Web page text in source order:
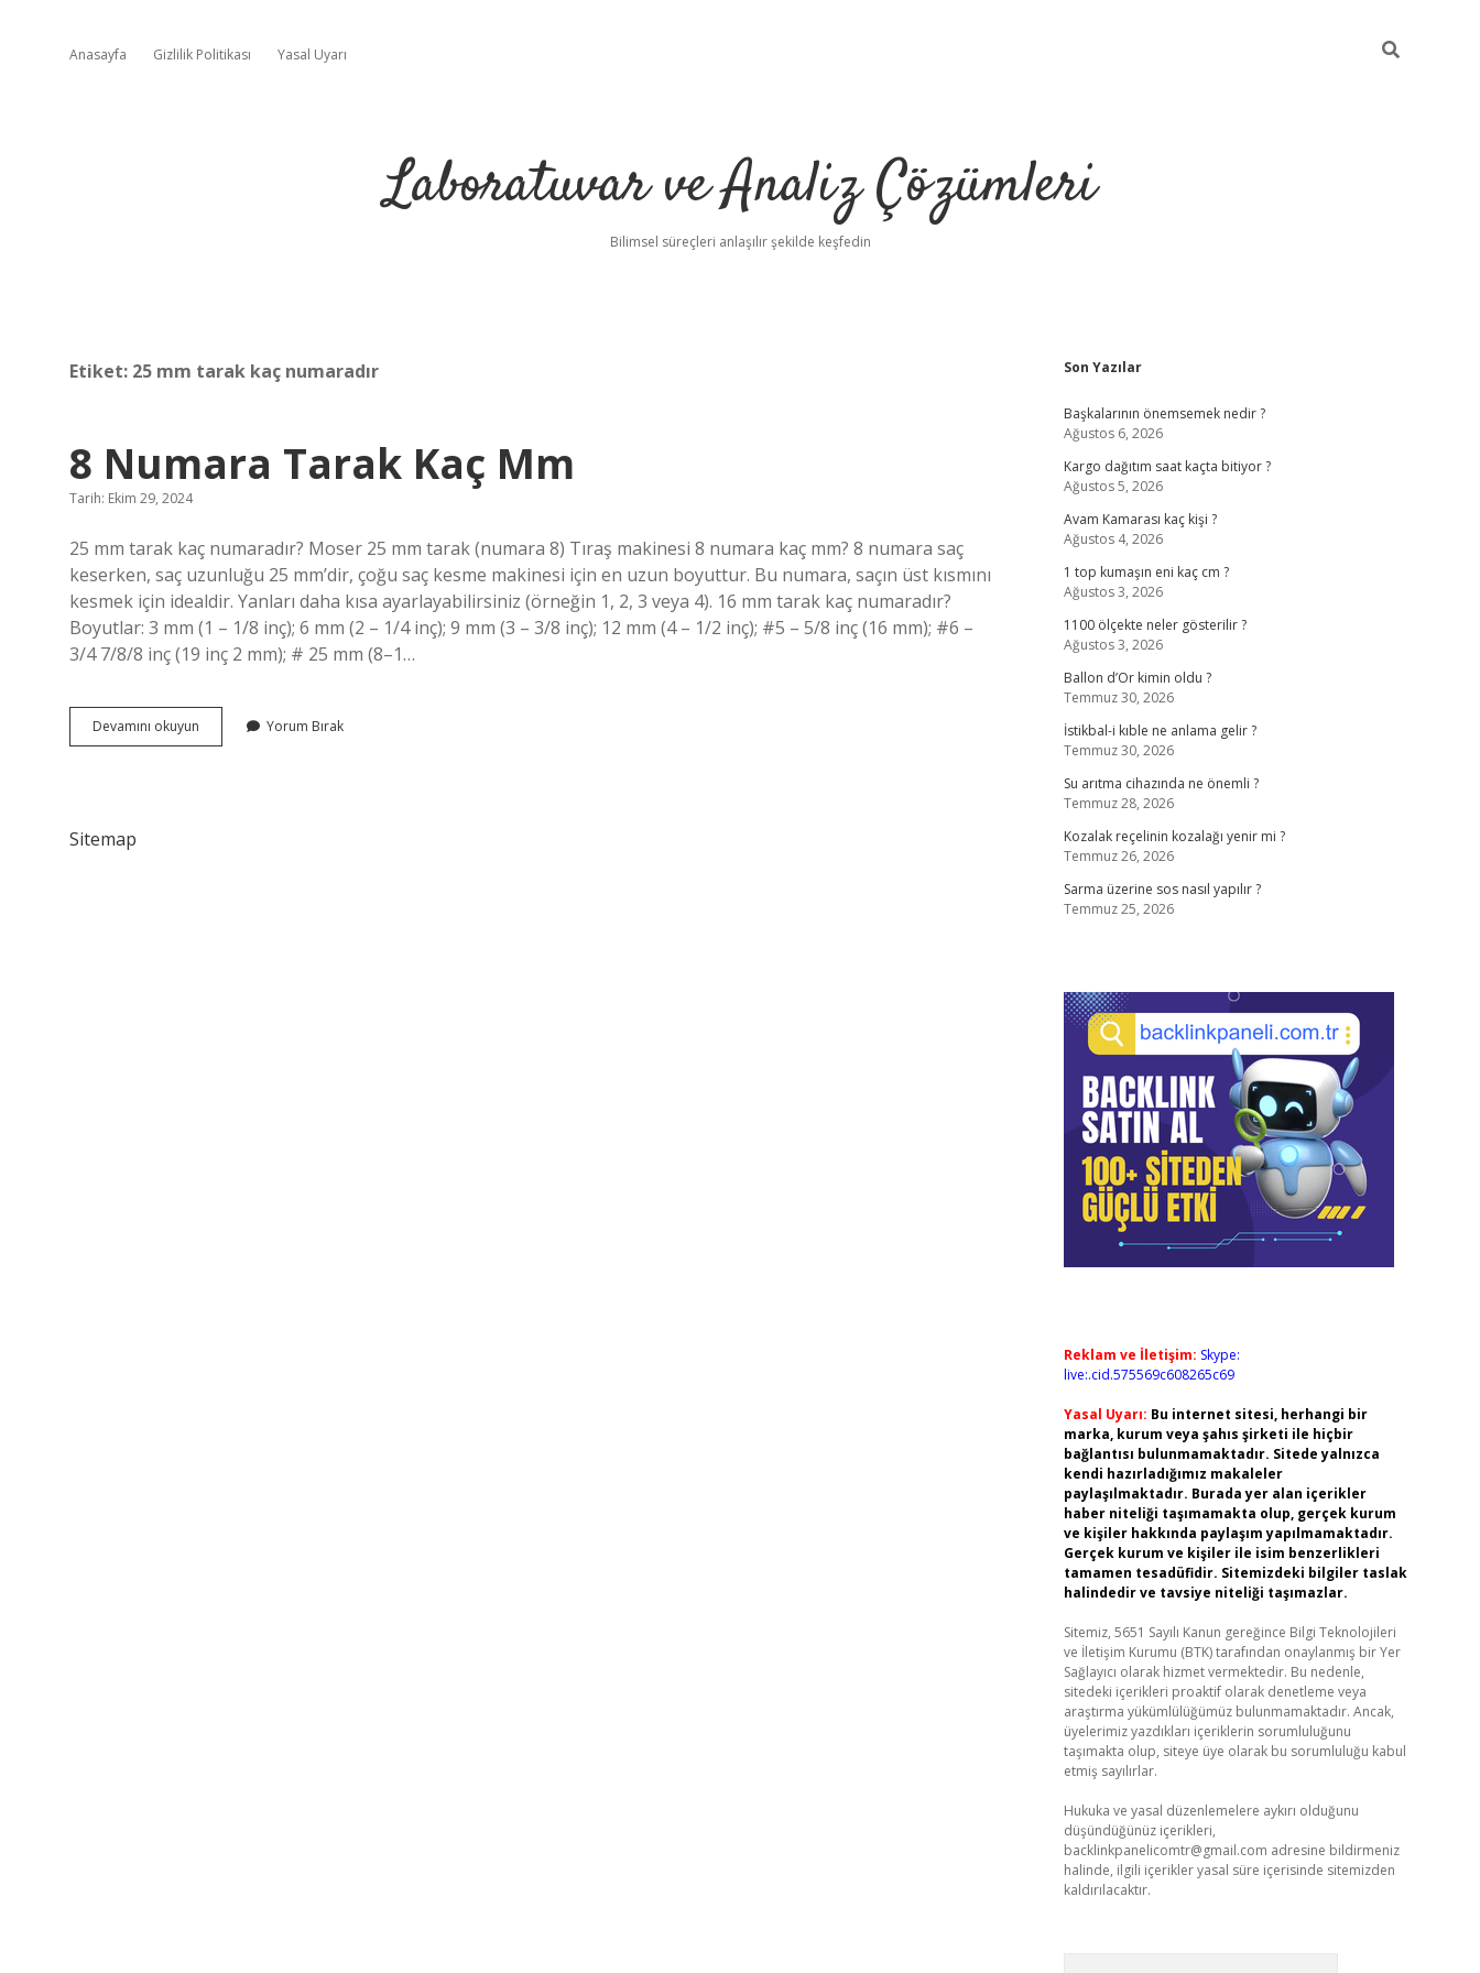
Anasayfa Gizlilik Politikası Yasal Uyarı
Laboratuvar ve Analiz Çözümleri
Bilimsel süreçleri anlaşılır şekilde keşfedin
Etiket: 25 mm tarak kaç numaradır
8 Numara Tarak Kaç Mm
Tarih: Ekim 29, 2024
25 mm tarak kaç numaradır? Moser 25 mm tarak (numara 8) Tıraş makinesi 8 numara kaç mm? 8 numara saç
keserken, saç uzunluğu 25 mm’dir, çoğu saç kesme makinesi için en uzun boyuttur. Bu numara, saçın üst kısmını
kesmek için idealdir. Yanları daha kısa ayarlayabilirsiniz (örneğin 1, 2, 3 veya 4). 16 mm tarak kaç numaradır?
Boyutlar: 3 mm (1 – 1/8 inç); 6 mm (2 – 1/4 inç); 9 mm (3 – 3/8 inç); 12 mm (4 – 1/2 inç); #5 – 5/8 inç (16 mm); #6 –
3/4 7/8/8 inç (19 inç 2 mm); # 25 mm (8–1…
Devamını okuyun
Numara
Yorum Bırak
Sitemap
Sidebar
Son Yazılar
Başkalarının önemsemek nedir ?
Ağustos 6, 2026
Kargo dağıtım saat kaçta bitiyor ?
Ağustos 5, 2026
Avam Kamarası kaç kişi ?
Ağustos 4, 2026
1 top kumaşın eni kaç cm ?
Ağustos 3, 2026
1100 ölçekte neler gösterilir ?
Ağustos 3, 2026
Ballon d’Or kimin oldu ?
Temmuz 30, 2026
İstikbal-i kıble ne anlama gelir ?
Temmuz 30, 2026
Su arıtma cihazında ne önemli ?
Temmuz 28, 2026
Kozalak reçelinin kozalağı yenir mi ?
Temmuz 26, 2026
Sarma üzerine sos nasıl yapılır ?
Temmuz 25, 2026
Reklam ve İletişim: Skype:
live:.cid.575569c608265c69
Yasal Uyarı: Bu internet sitesi, herhangi bir
marka, kurum veya şahıs şirketi ile hiçbir
bağlantısı bulunmamaktadır. Sitede yalnızca
kendi hazırladığımız makaleler
paylaşılmaktadır. Burada yer alan içerikler
haber niteliği taşımamakta olup, gerçek kurum
ve kişiler hakkında paylaşım yapılmamaktadır.
Gerçek kurum ve kişiler ile isim benzerlikleri
tamamen tesadüfidir. Sitemizdeki bilgiler taslak
halindedir ve tavsiye niteliği taşımazlar.
Sitemiz, 5651 Sayılı Kanun gereğince Bilgi Teknolojileri
ve İletişim Kurumu (BTK) tarafından onaylanmış bir Yer
Sağlayıcı olarak hizmet vermektedir. Bu nedenle,
sitedeki içerikleri proaktif olarak denetleme veya
araştırma yükümlülüğümüz bulunmamaktadır. Ancak,
üyelerimiz yazdıkları içeriklerin sorumluluğunu
taşımakta olup, siteye üye olarak bu sorumluluğu kabul
etmiş sayılırlar.
Hukuka ve yasal düzenlemelere aykırı olduğunu
düşündüğünüz içerikleri,
backlinkpanelicomtr@gmail.com adresine bildirmeniz
halinde, ilgili içerikler yasal süre içerisinde sitemizden
kaldırılacaktır.